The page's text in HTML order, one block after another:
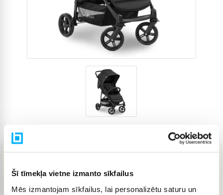
Šī tīmekļa vietne izmanto sīkfailus
Mēs izmantojam sīkfailus, lai personalizētu saturu un
Preces kods 3696354
191,99 €